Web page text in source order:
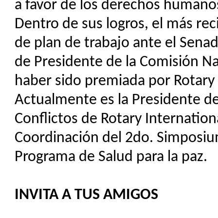
a favor de los derechos
Dentro de sus logros, el más
de plan de trabajo ante el
de Presidente de la Comisión
haber sido premiada por
Actualmente es la Presidente
Conflictos de Rotary
Coordinación del 2do.
Programa de Salud para la paz.
INVITA A TUS AMIGOS